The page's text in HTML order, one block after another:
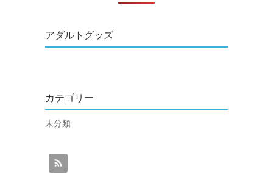
アダルトグッズ
カテゴリー
未分類